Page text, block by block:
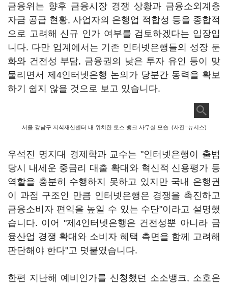
금융위는 향후 금융시장 경쟁 상황과 금융소외계층
자금 공급 현황, 사업자의 은행업 적합성 등을 종합적
으로 고려해 신규 인가 여부를 검토하겠다는 입장입
니다. 다만 업계에서는 기존 인터넷은행들의 성장 둔
화와 건전성 부담, 금융권의 낮은 투자 유인 등이 맞
물리면서 제4인터넷은행 논의가 당분간 동력을 확보
하기 쉽지 않을 것으로 보고 있습니다.
서울 강남구 지식재산센터 내 위치한 토스 뱅크 사무실 모습. (사진=뉴시스)
우석진 명지대 경제학과 교수는 "인터넷은행이 출범
당시 내세운 중금리 대출 확대와 혁신적 신용평가 등
역할을 충분히 수행하지 못하고 있지만 국내 은행권
이 과점 구조인 만큼 인터넷은행은 경쟁을 촉진하고
금융소비자 편익을 높일 수 있는 수단"이라고 설명했
습니다. 이어 "제4인터넷은행은 건전성뿐 아니라 금
융산업 경쟁 확대와 소비자 혜택 측면을 함께 고려해
판단해야 한다"고 덧붙였습니다.
한편 지난해 예비인가를 신청했던 소소뱅크, 소호은